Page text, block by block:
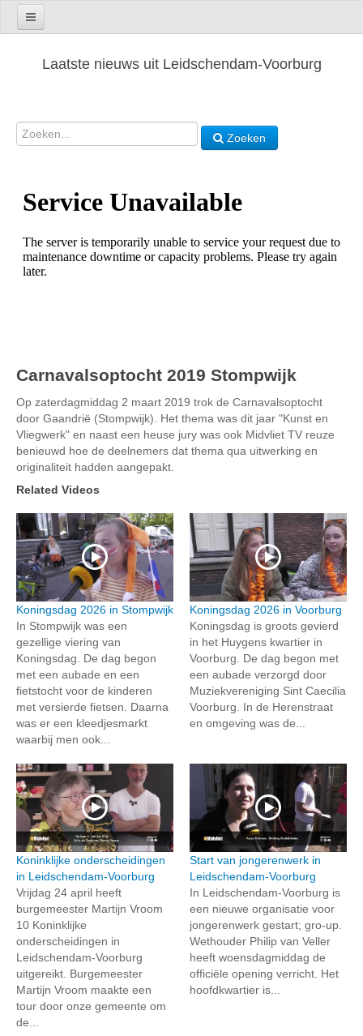
Laatste nieuws uit Leidschendam-Voorburg
Zoeken
Carnavalsoptocht 2019 Stompwijk
Op zaterdagmiddag 2 maart 2019 trok de Carnavalsoptocht
door Gaandrië (Stompwijk). Het thema was dit jaar "Kunst en
Vliegwerk" en naast een heuse jury was ook Midvliet TV reuze
benieuwd hoe de deelnemers dat thema qua uitwerking en
originaliteit hadden aangepakt.
Related Videos
Koningsdag 2026 in Stompwijk
In Stompwijk was een
gezellige viering van
Koningsdag. De dag begon
met een aubade en een
fietstocht voor de kinderen
met versierde fietsen. Daarna
was er een kleedjesmarkt
waarbij men ook...
Koningsdag 2026 in Voorburg
Koningsdag is groots gevierd
in het Huygens kwartier in
Voorburg. De dag begon met
een aubade verzorgd door
Muziekvereniging Sint Caecilia
Voorburg. In de Herenstraat
en omgeving was de...
Koninklijke onderscheidingen
in Leidschendam-Voorburg
Vrijdag 24 april heeft
burgemeester Martijn Vroom
10 Koninklijke
onderscheidingen in
Leidschendam-Voorburg
uitgereikt. Burgemeester
Martijn Vroom maakte een
tour door onze gemeente om
de...
Start van jongerenwerk in
Leidschendam-Voorburg
In Leidschendam-Voorburg is
een nieuwe organisatie voor
jongerenwerk gestart; gro-up.
Wethouder Philip van Veller
heeft woensdagmiddag de
officiële opening verricht. Het
hoofdkwartier is...